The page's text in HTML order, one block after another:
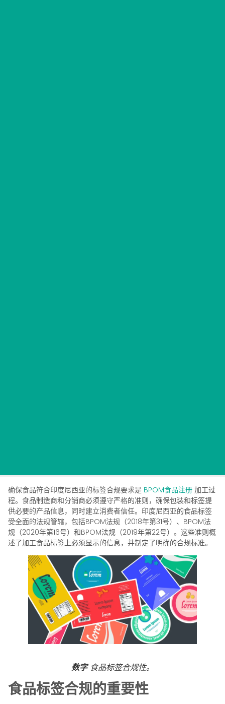
确保食品符合印度尼西亚的标签合规要求是 BPOM食品注册 加工过
程。食品制造商和分销商必须遵守严格的准则，确保包装和标签提
供必要的产品信息，同时建立消费者信任。印度尼西亚的食品标签
受全面的法规管辖，包括BPOM法规（2018年第31号）、BPOM法
规（2020年第16号）和BPOM法规（2019年第22号）。这些准则概
述了加工食品标签上必须显示的信息，并制定了明确的合规标准。
数字食品标签合规性。
食品标签合规的重要性